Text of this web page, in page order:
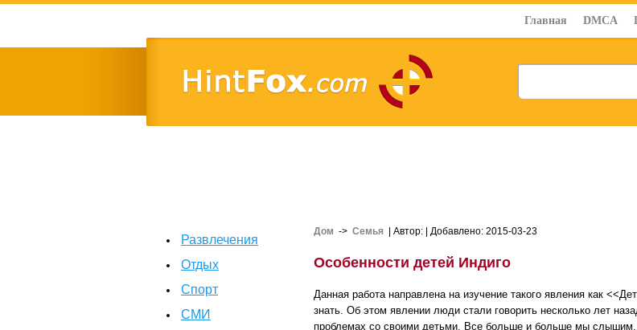
Главная DMCA
Развлечения
Отдых
Спорт
СМИ
Дом -> Семья | Автор: | Добавлено: 2015-03-23
Особенности детей Индиго
Данная работа направлена на изучение такого явления как
знать. Об этом явлении люди стали говорить несколько лет
проблемах со своими детьми. Все больше и больше мы слышим,